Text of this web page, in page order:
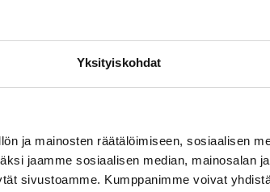
Yksityiskohdat
ja mainosten räätälöimiseen, sosiaalisen
jaamme sosiaalisen median, mainosalan
sivustoamme. Kumppanimme voivat
Dominated
occupational well-being and
fields. The focus is on
resources for those